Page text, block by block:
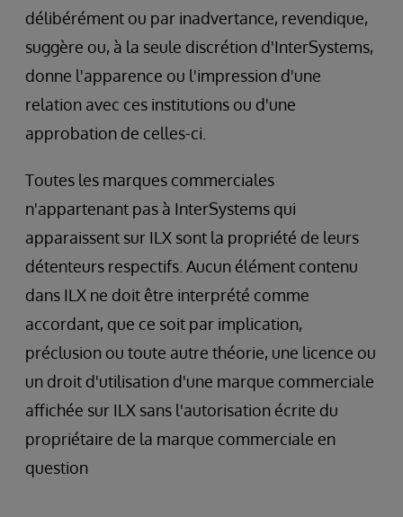
délibérément ou par inadvertance, revendique,
suggère ou, à la seule discrétion d'InterSystems,
donne l'apparence ou l'impression d'une
relation avec ces institutions ou d'une
approbation de celles-ci.
Toutes les marques commerciales
n'appartenant pas à InterSystems qui
apparaissent sur ILX sont la propriété de leurs
détenteurs respectifs. Aucun élément contenu
dans ILX ne doit être interprété comme
accordant, que ce soit par implication,
préclusion ou toute autre théorie, une licence ou
un droit d'utilisation d'une marque commerciale
affichée sur ILX sans l'autorisation écrite du
propriétaire de la marque commerciale en
question